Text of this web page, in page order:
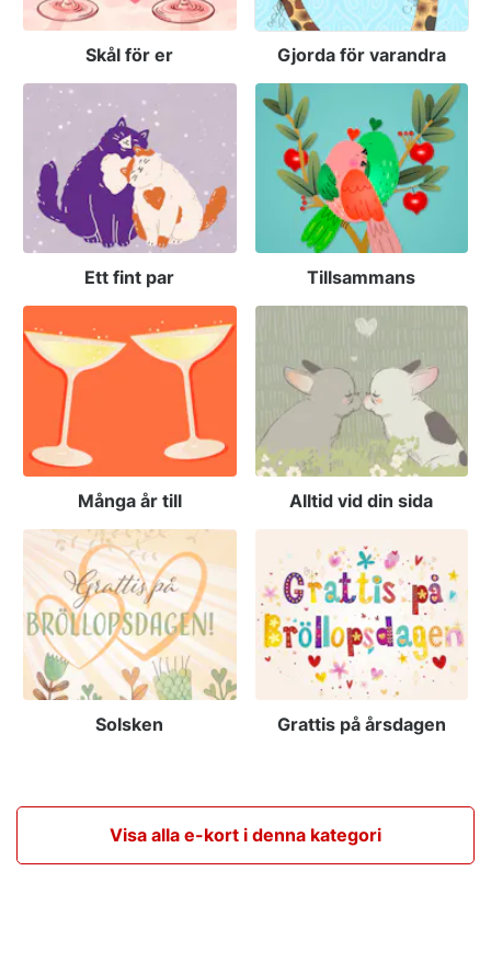
Skål för er Gjorda för varandra
Ett fint par Tillsammans
Många år till Alltid vid din sida
Solsken Grattis på årsdagen
Visa alla e-kort i denna kategori